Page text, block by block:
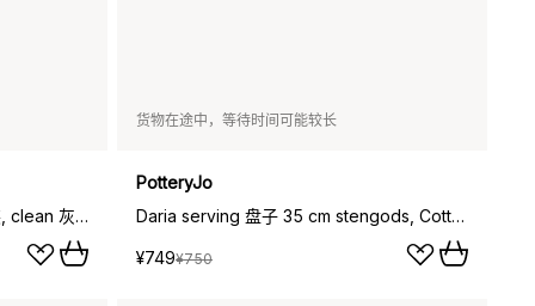
Daria 杯子 with handle 两件套装, clean 灰色
货物在途中，等待时间可能较长
PotteryJo
Daria serving 盘子 35 cm stengods, Cotton 白色
¥749¥750